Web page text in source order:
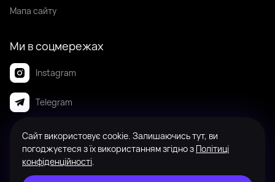
Мапа сайту
Ми в соцмережах
Instagram
Telegram
© 2008-2026 Badanga. Усі права захищені.
Сайт використовує cookie. Залишаючись тут, ви
погоджуєтеся з їх використанням згідно з Політиці
конфіденційності.